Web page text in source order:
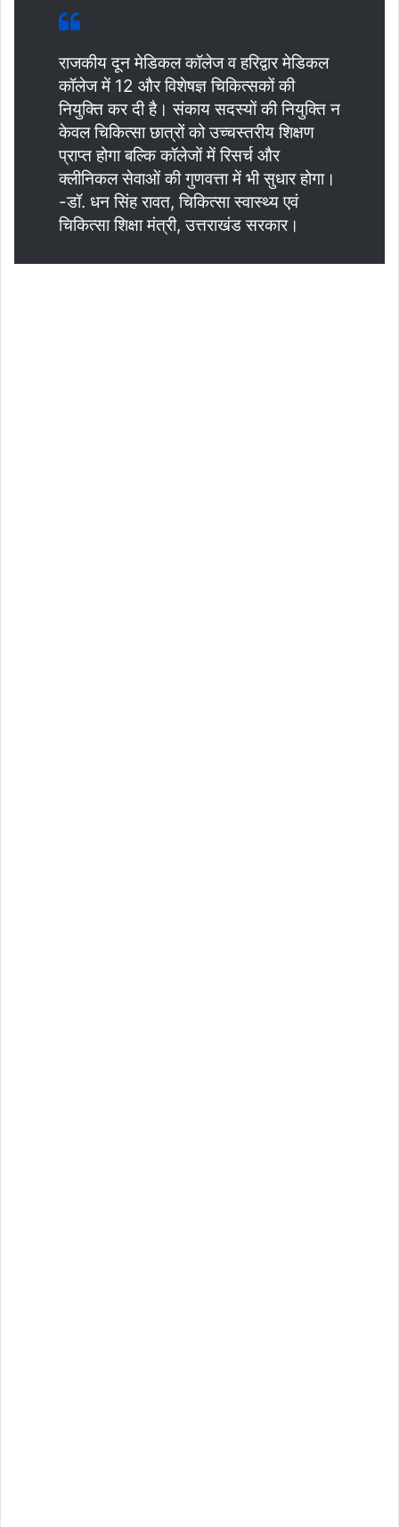
राजकीय दून मेडिकल कॉलेज व हरिद्वार मेडिकल
कॉलेज में 12 और विशेषज्ञ चिकित्सकों की
नियुक्ति कर दी है। संकाय सदस्यों की नियुक्ति न
केवल चिकित्सा छात्रों को उच्चस्तरीय शिक्षण
प्राप्त होगा बल्कि कॉलेजों में रिसर्च और
क्लीनिकल सेवाओं की गुणवत्ता में भी सुधार होगा।
-डॉ. धन सिंह रावत, चिकित्सा स्वास्थ्य एवं
चिकित्सा शिक्षा मंत्री, उत्तराखंड सरकार।